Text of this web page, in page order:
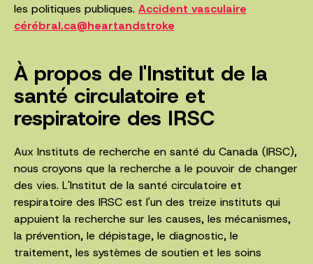
les politiques publiques. Accident vasculaire
cérébral.ca@heartandstroke
À propos de l'Institut de la
santé circulatoire et
respiratoire des IRSC
Aux Instituts de recherche en santé du Canada (IRSC),
nous croyons que la recherche a le pouvoir de changer
des vies. L'Institut de la santé circulatoire et
respiratoire des IRSC est l'un des treize instituts qui
appuient la recherche sur les causes, les mécanismes,
la prévention, le dépistage, le diagnostic, le
traitement, les systèmes de soutien et les soins